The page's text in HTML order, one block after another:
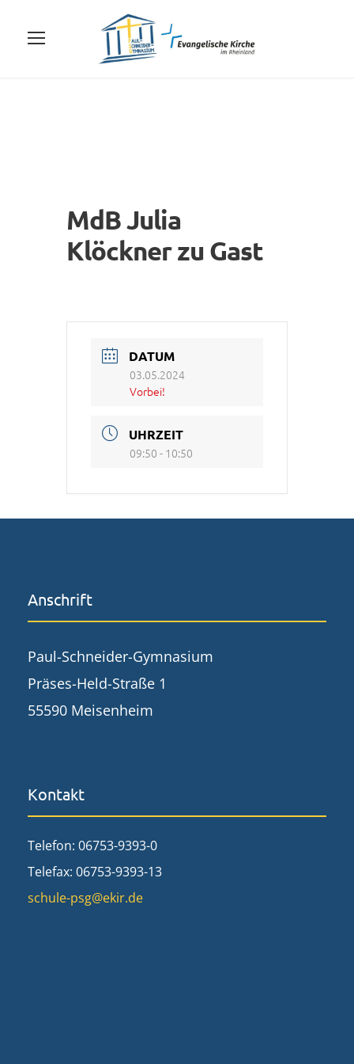
MdB Julia
Klöckner zu Gast
DATUM
03.05.2024
Vorbei!
UHRZEIT
09:50 - 10:50
Anschrift
Paul-Schneider-Gymnasium
Präses-Held-Straße 1
55590 Meisenheim
Kontakt
Telefon: 06753-9393-0
Telefax: 06753-9393-13
schule-psg@ekir.de